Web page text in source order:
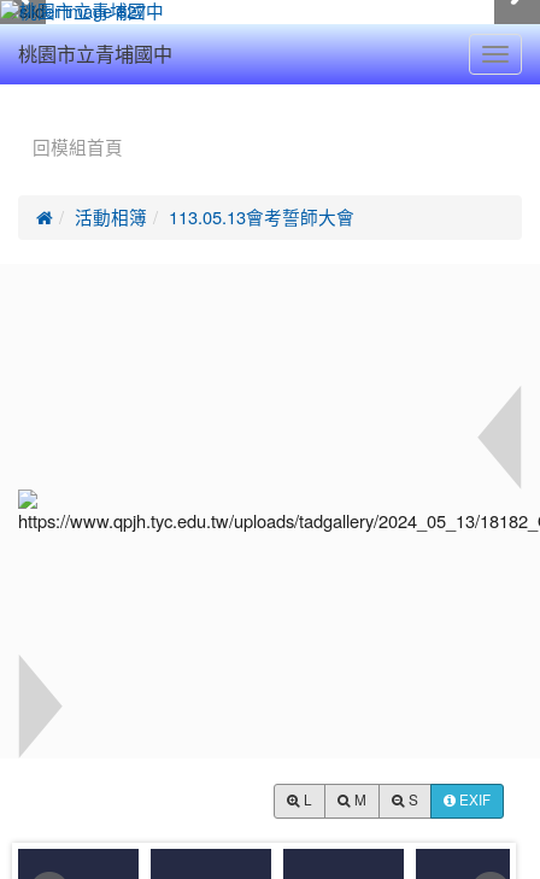
桃園市立青埔國中
回模組首頁
 活動相簿 113.05.13會考誓師大會
M S EXIF